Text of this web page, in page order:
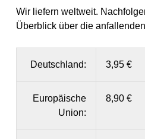
Wir liefern weltweit.
Überblick über die
Deutschland: 3,95 €
Europäische
Union:
8,90 €